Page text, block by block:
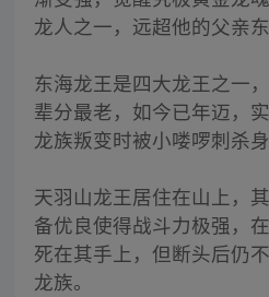
龙人之一，远超他的父亲东
东海龙王是四大龙王之一
辈分最老，如今已年迈，
龙族叛变时被小喽啰刺杀身
天羽山龙王居住在山上，
备优良使得战斗力极强，
死在其手上，但断头后仍
龙族。